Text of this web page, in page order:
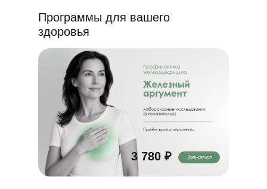
Записаться
Программы для вашего
здоровья
3 780 ₽